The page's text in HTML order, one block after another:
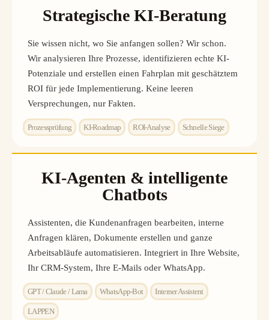
Strategische KI-Beratung
Sie wissen nicht, wo Sie anfangen sollen? Wir schon.
Wir analysieren Ihre Prozesse, identifizieren echte KI-
Potenziale und erstellen einen Fahrplan mit geschätztem
ROI für jede Implementierung. Keine leeren
Versprechungen, nur Fakten.
Prozessprüfung KI-Roadmap ROI-Analyse Schnelle Siege
KI-Agenten & intelligente
Chatbots
Assistenten, die Kundenanfragen bearbeiten, interne
Anfragen klären, Dokumente erstellen und ganze
Arbeitsabläufe automatisieren. Integriert in Ihre Website,
Ihr CRM-System, Ihre E-Mails oder WhatsApp.
GPT / Claude / Lama WhatsApp-Bot Interner Assistent
LAPPEN